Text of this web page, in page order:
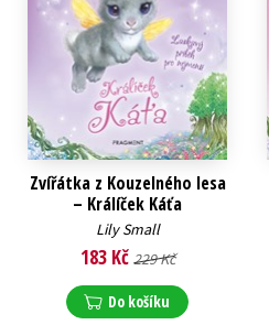
Zvířátka z Kouzelného lesa
– Králíček Káťa
Lily Small
183 Kč 229 Kč
Do košíku